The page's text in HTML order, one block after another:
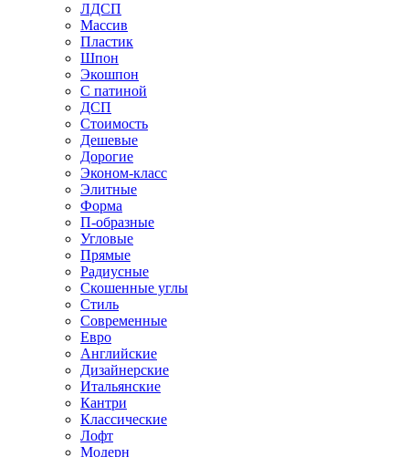
ЛДСП
Массив
Пластик
Шпон
Экошпон
С патиной
ДСП
Стоимость
Дешевые
Дорогие
Эконом-класс
Элитные
Форма
П-образные
Угловые
Прямые
Радиусные
Скошенные углы
Стиль
Современные
Евро
Английские
Дизайнерские
Итальянские
Кантри
Классические
Лофт
Модерн